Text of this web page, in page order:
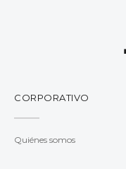
CORPORATIVO
Quiénes somos